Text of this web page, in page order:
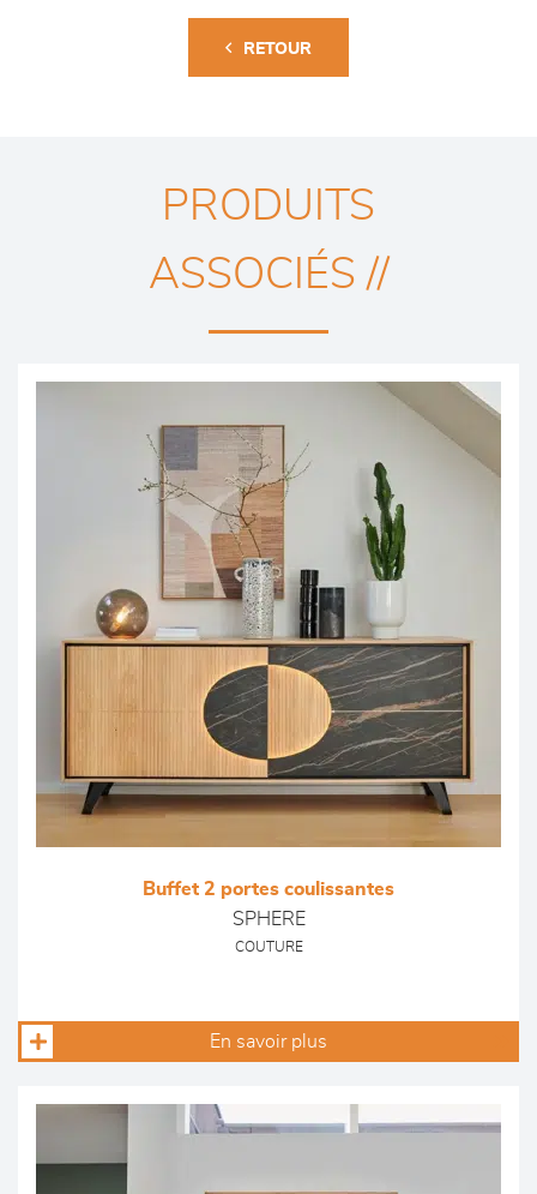
RETOUR
PRODUITS
ASSOCIÉS //
Buffet 2 portes coulissantes
SPHERE
COUTURE
En savoir plus